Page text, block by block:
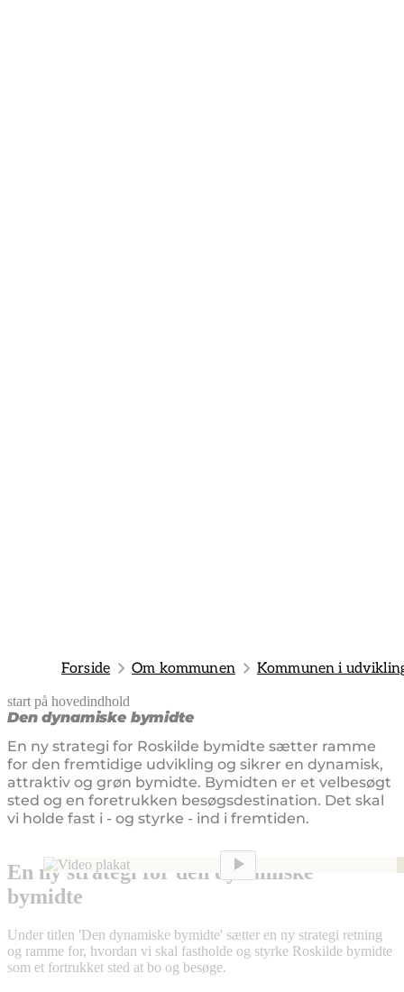
Forside Om kommunen Kommunen i
start på hovedindhold
Den dynamiske bymidte
En ny strategi for Roskilde bymidte sætter ramme
for den fremtidige udvikling og sikrer en dynamisk,
attraktiv og grøn bymidte. Bymidten er et velbesøgt
sted og en foretrukken besøgsdestination. Det skal
vi holde fast i - og styrke - ind i fremtiden.
senest opdateret 5. maj 2026
En ny strategi for den dynamiske
bymidte
Under titlen 'Den dynamiske bymidte' sætter en ny strategi retning
og ramme for, hvordan vi skal fastholde og styrke Roskilde bymidte
som et fortrukket sted at bo og besøge.